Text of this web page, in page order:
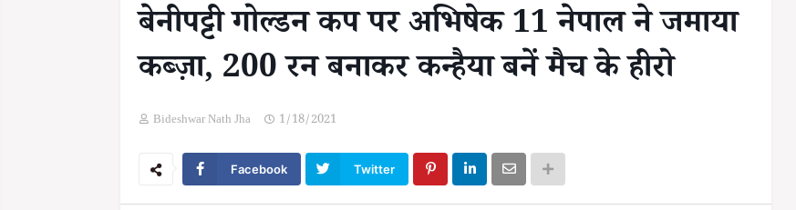
बेनीपट्टी गोल्डन कप पर अभिषेक 11 नेपाल ने जमाया
कब्ज़ा, 200 रन बनाकर कन्हैया बनें मैच के हीरो
Bideshwar Nath Jha 1/18/2021
Facebook Twitter